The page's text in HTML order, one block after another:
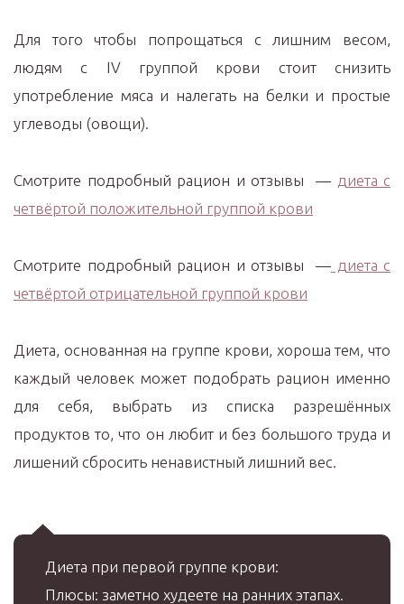
Для того чтобы попрощаться с лишним весом,
людям с IV группой крови стоит снизить
употребление мяса и налегать на белки и простые
углеводы (овощи).
Смотрите подробный рацион и отзывы — диета с
четвёртой положительной группой крови
Смотрите подробный рацион и отзывы — диета с
четвёртой отрицательной группой крови
Диета, основанная на группе крови, хороша тем, что
каждый человек может подобрать рацион именно
для себя, выбрать из списка разрешённых
продуктов то, что он любит и без большого труда и
лишений сбросить ненавистный лишний вес.
Диета при первой группе крови:
Плюсы: заметно худеете на ранних этапах.